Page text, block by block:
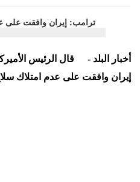
أخبار البلد -
قال الرئيس
إيران وافقت على عدم امتلاك